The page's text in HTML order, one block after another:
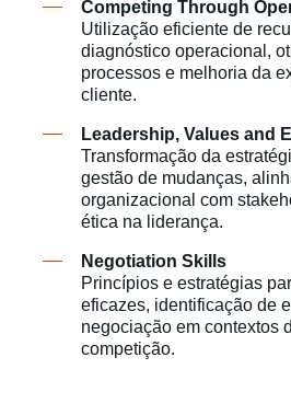
Competing Through
Utilização eficiente de
diagnóstico operacional,
processos e melhoria da
cliente.​
Leadership, Values and
Transformação da
gestão de mudanças,
organizacional com
ética na liderança.
Negotiation Skills
Princípios e estratégias
eficazes, identificação de
negociação em contextos
competição.​